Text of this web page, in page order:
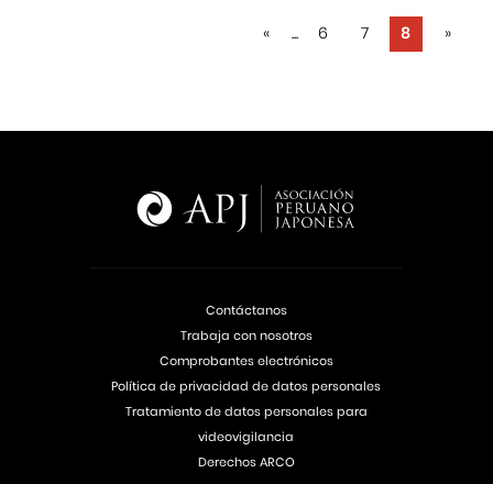
« ... 6 7 8 »
Contáctanos
Trabaja con nosotros
Comprobantes electrónicos
Política de privacidad de datos personales
Tratamiento de datos personales para
videovigilancia
Derechos ARCO